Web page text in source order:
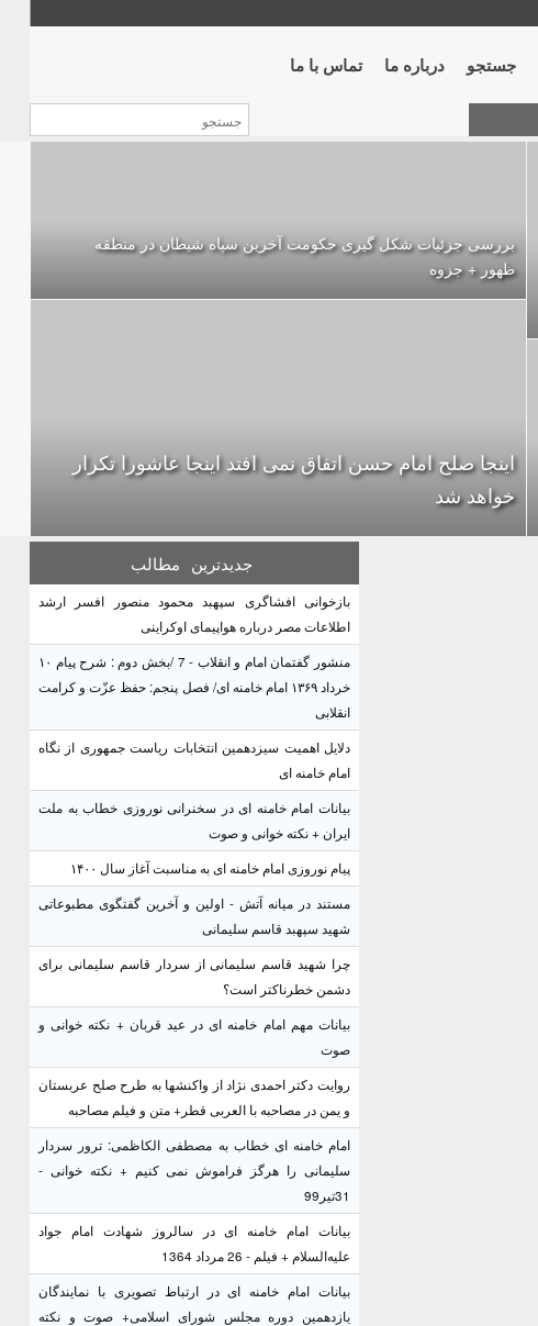
جستجو درباره ما تماس با ما
بررسی جزئیات شکل گیری حکومت آخرین سپاه شیطان در منطقه
ظهور + جزوه
اينجا صلح امام حسن اتفاق نمى افتد اينجا عاشورا تكرار
خواهد شد
جدیدترین مطالب
بازخوانی افشاگری سپهبد محمود منصور افسر ارشد
اطلاعات مصر درباره هواپیمای اوکراینی
منشور گفتمان امام و انقلاب - 7 /بخش دوم : شرح پیام ۱۰
خرداد ۱۳۶۹ امام خامنه ای/ فصل پنجم: حفظ عزّت و کرامت
انقلابی
دلایل اهمیت سیزدهمین انتخابات ریاست جمهوری از نگاه
امام خامنه ای
بیانات امام خامنه ای در سخنرانی نوروزی خطاب به ملت
ایران + نکته خوانی و صوت
پیام نوروزی امام خامنه ای به مناسبت آغاز سال ۱۴۰۰
مستند در میانه آتش - اولین و آخرین گفتگوی مطبوعاتی
شهید سپهبد قاسم سلیمانی
چرا شهید قاسم سلیمانی از سردار قاسم سلیمانی برای
دشمن خطرناکتر است؟
بیانات مهم امام خامنه ای در عید قربان + نکته خوانی و
صوت
روایت دکتر احمدی نژاد از واکنشها به طرح صلح عربستان
و یمن در مصاحبه با العربی قطر+ متن و فیلم مصاحبه
امام خامنه ای خطاب به مصطفی الکاظمی: ترور سردار
سلیمانی را هرگز فراموش نمی کنیم + نکته خوانی -
31تیر99
بیانات امام خامنه ای در سالروز شهادت امام جواد
علیه‌السلام + فیلم - 26 مرداد 1364
بیانات امام خامنه ای در ارتباط تصویری با نمایندگان
یازدهمین دوره مجلس شورای اسلامی+ صوت و نکته